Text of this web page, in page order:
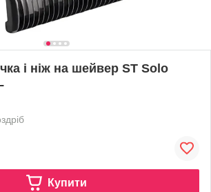
і ніж на шейвер ST Solo
Купити